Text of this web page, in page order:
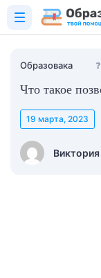
Образовака ❓
Что такое
Виктория
19 марта, 2023